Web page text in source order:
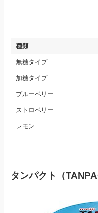
種類
無糖タイプ
加糖タイプ
ブルーベリー
ストロベリー
レモン
タンパクト（